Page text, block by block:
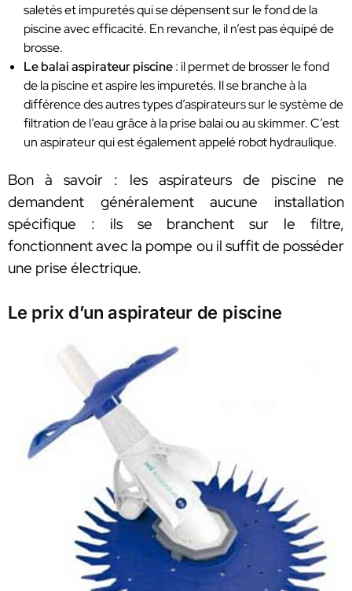
saletés et impuretés qui se dépensent sur le fond de la
piscine avec efficacité. En revanche, il n’est pas équipé de
brosse.
Le balai aspirateur piscine: il permet de brosser le fond
de la piscine et aspire les impuretés. Il se branche à la
différence des autres types d’aspirateurs sur le système de
filtration de l’eau grâce à la prise balai ou au skimmer. C’est
un aspirateur qui est également appelé robot hydraulique.
Bon à savoir : les aspirateurs de piscine ne
demandent généralement aucune installation
spécifique : ils se branchent sur le filtre,
fonctionnent avec la pompe ou il suffit de posséder
une prise électrique.
Le prix d’un aspirateur de piscine